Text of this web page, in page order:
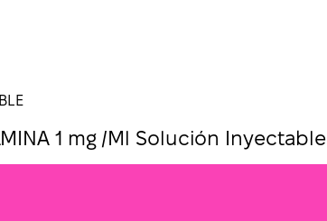
1 mg /Ml Solución Inyectable